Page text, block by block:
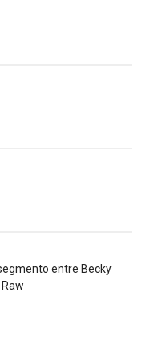
Hart vs. Mr.
entre Becky